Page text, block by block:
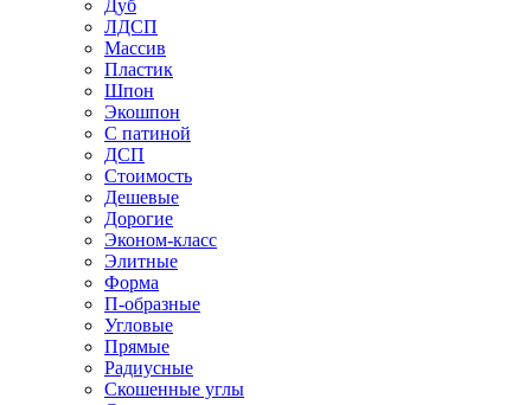
Дуб
ЛДСП
Массив
Пластик
Шпон
Экошпон
С патиной
ДСП
Стоимость
Дешевые
Дорогие
Эконом-класс
Элитные
Форма
П-образные
Угловые
Прямые
Радиусные
Скошенные углы